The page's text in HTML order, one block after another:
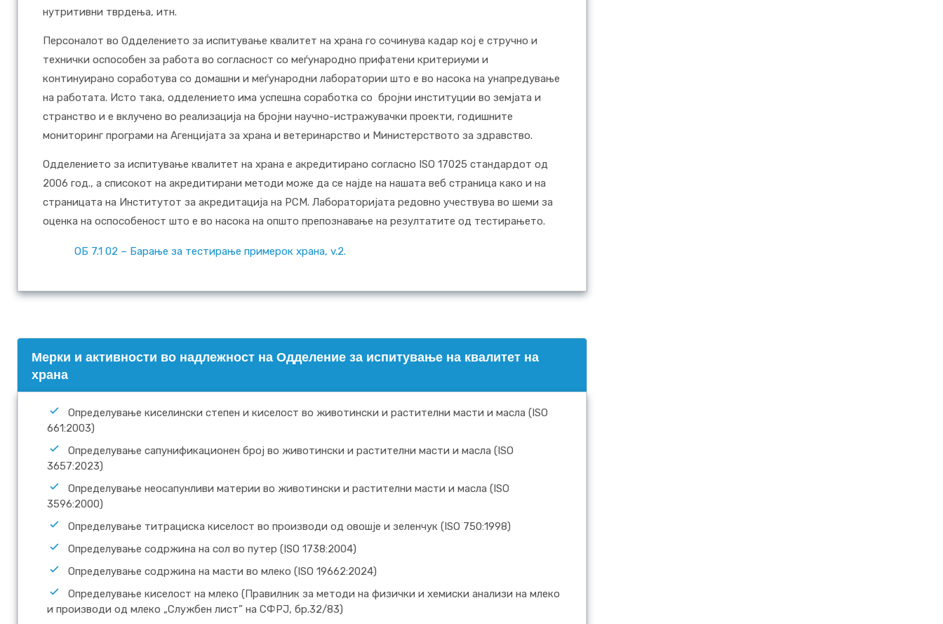
нутритивни тврдења, итн.
Персоналот во Одделението за испитување квалитет на храна го сочинува кадар кој е стручно и
технички оспособен за работа во согласност со меѓународно прифатени критериуми и
континуирано соработува со домашни и меѓународни лаборатории што е во насока на унапредување
на работата. Исто така, одделението има успешна соработка со бројни институции во земјата и
странство и е вклучено во реализација на бројни научно-истражувачки проекти, годишните
мониторинг програми на Агенцијата за храна и ветеринарство и Министерството за здравство.
Одделението за испитување квалитет на храна е акредитирано согласно ISO 17025 стандардот од
2006 год., а списокот на акредитирани методи може да се најде на нашата веб страница како и на
страницата на Институтот за акредитација на РСМ. Лабораторијата редовно учествува во шеми за
оценка на оспособеност што е во насока на општо препознавање на резултатите од тестирањето.
ОБ 7.1 02 – Барање за тестирање примерок храна, v.2.
Mерки и активности во надлежност на Одделение за испитување на квалитет на
храна
Определување киселински степен и киселост во животински и растителни масти и масла (ISO
661:2003)
Определување сапунификационен број во животински и растителни масти и масла (ISO
3657:2023)
Определување неосапунливи материи во животински и растителни масти и масла (ISO
3596:2000)
Определување титрациска киселост во производи од овошје и зеленчук (ISO 750:1998)
Определување содржина на сол во путер (ISO 1738:2004)
Определување содржина на масти во млеко (ISO 19662:2024)
Определување киселост на млеко (Правилник за методи на физички и хемиски анализи на млеко
и производи од млеко „Службен лист” на СФРЈ, бр.32/83)